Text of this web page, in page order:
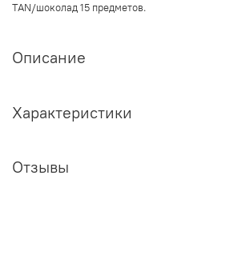
TAN/шоколад 15 предметов.
Описание
Характеристики
Отзывы